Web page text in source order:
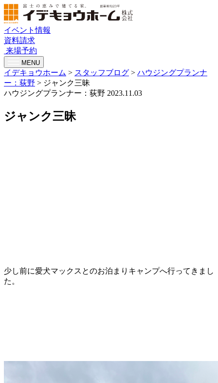
イベント情報
資料請求
来場予約
MENU
イデキョウホーム > スタッフブログ > ハウジングプランナ
ー：荻野 > ジャンク三昧
ハウジングプランナー：荻野 2023.11.03
ジャンク三昧
少し前に愛犬マックスとのお泊まりキャンプへ行ってきまし
た。